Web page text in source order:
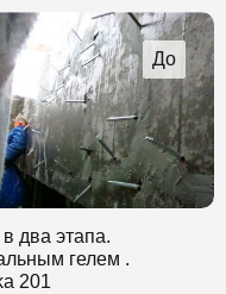
два этапа.
гелем .
201